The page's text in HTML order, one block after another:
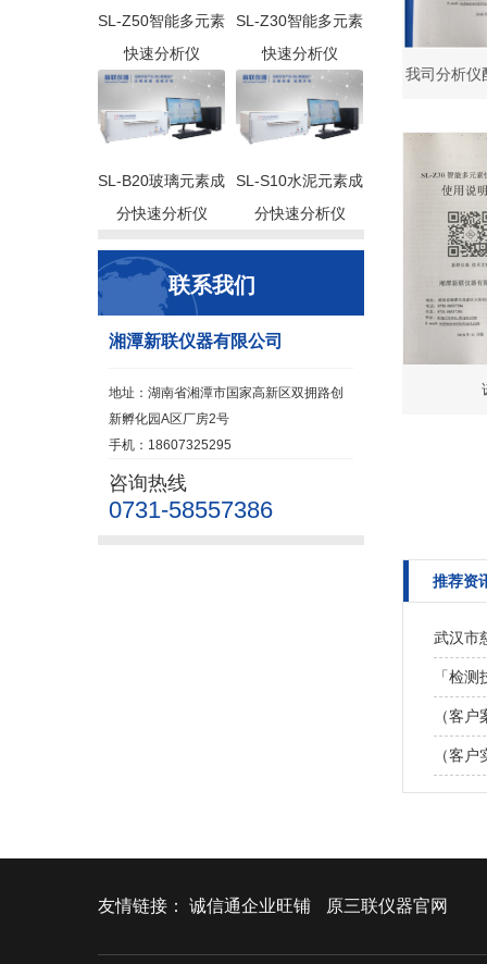
SL-Z50智能多元素
快速分析仪
SL-Z30智能多元素
快速分析仪
SL-B20玻璃元素成
分快速分析仪
SL-S10水泥元素成
分快速分析仪
联系我们
湘潭新联仪器有限公司
地址：湖南省湘潭市国家高新区双拥路创
新孵化园A区厂房2号
手机：18607325295
咨询热线
0731-58557386
我司分析仪
推荐资
武汉市
「检
（客
（客
友情链接： 诚信通企业旺铺 原三联仪器官网